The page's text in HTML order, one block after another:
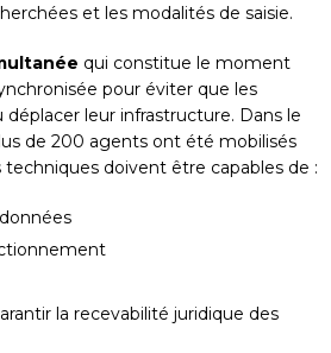
et les modalités de saisie.
qui constitue le moment
pour éviter que les
leur infrastructure. Dans le
de 200 agents ont été mobilisés
doivent être capables de :
la recevabilité juridique des